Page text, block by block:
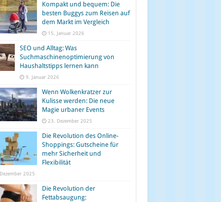
Kompakt und bequem: Die
besten Buggys zum Reisen auf
dem Markt im Vergleich
15. Januar 2026
SEO und Alltag: Was
Suchmaschinenoptimierung von
Haushaltstipps lernen kann
9. Januar 2026
Wenn Wolkenkratzer zur
Kulisse werden: Die neue
Magie urbaner Events
23. Dezember 2025
Die Revolution des Online-
Shoppings: Gutscheine für
mehr Sicherheit und
Flexibilität
2025
Die Revolution der
Fettabsaugung: